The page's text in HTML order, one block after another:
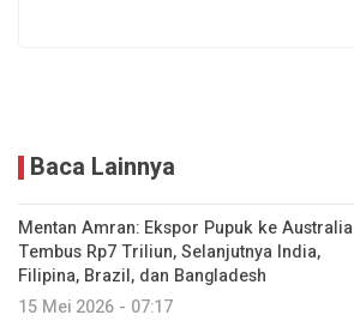
Baca Lainnya
Mentan Amran: Ekspor Pupuk ke Australia
Tembus Rp7 Triliun, Selanjutnya India,
Filipina, Brazil, dan Bangladesh
15 Mei 2026 - 07:17